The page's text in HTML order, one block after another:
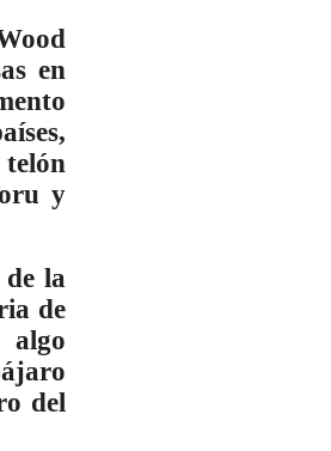
en
telón
y
de la
de
algo
del